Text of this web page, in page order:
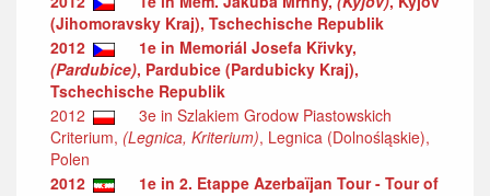
(Jihomoravsky Kraj), Tschechische Republik
2012
1e in Memoriál Josefa Křivky,
(Pardubice), Pardubice (Pardubicky Kraj),
Tschechische Republik
2012
3e in Szlakiem Grodow Piastowskich
Criterium, (Legnica, Kriterium), Legnica (Dolnośląskie),
Polen
2012
1e in 2. Etappe Azerbaïjan Tour - Tour of